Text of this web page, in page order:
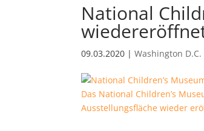
National
09.03.2020 |Washington D.C.
Das National Children’s
Ausstellungsfläche wieder